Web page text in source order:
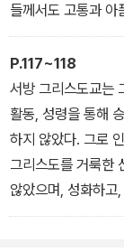
들께서도 고통과 아
이 박혔을 때 절정
유한 위격은 이에
그분은 진실로 고통
시며 물질로 이루어
비를 포함하며 자비
때 어머니의 영혼이
내하신다. 그분의
양”(요한 1:29)으로
P.117~118
서방 그리스도교는
활동, 성령을 통해
하지 않았다. 그로
그리스도를 거룩한
않았으며, 성화하고
들을 새로운 영적